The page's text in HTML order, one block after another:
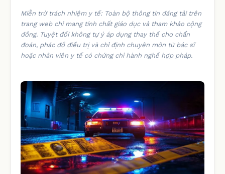
Miễn trừ trách nhiệm y tế: Toàn bộ thông tin đăng tải trên
trang web chỉ mang tính chất giáo dục và tham khảo cộng
đồng. Tuyệt đối không tự ý áp dụng thay thế cho chẩn
đoán, phác đồ điều trị và chỉ định chuyên môn từ bác sĩ
hoặc nhân viên y tế có chứng chỉ hành nghề hợp pháp.